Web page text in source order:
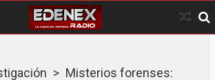
> Misterios forenses: